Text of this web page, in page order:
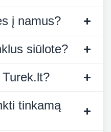
į namus?
siūlote?
tinkamą